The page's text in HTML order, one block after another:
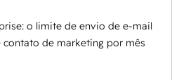
o limite de envio de e-mail
contato de marketing por mês